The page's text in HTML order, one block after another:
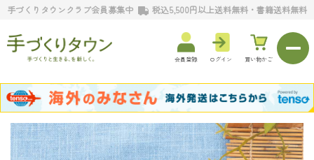
手づくりタウンクラブ会員募集中 税込5,500円以上送料無料・書籍送料無料
会員登録 ログイン 買い物かご